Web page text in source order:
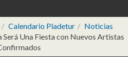
Calendario Pladetur
Noticias
Una Fiesta con Nuevos Artistas